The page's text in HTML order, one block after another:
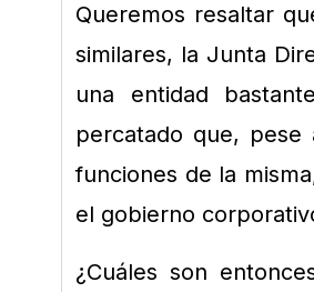
Queremos resaltar
similares, la Junta
una entidad
percatado que,
funciones de la
el gobierno
¿Cuáles son